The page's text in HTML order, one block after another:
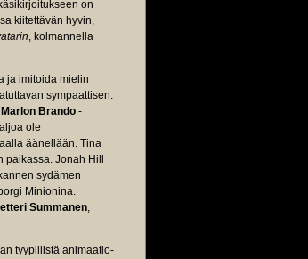
on
kiitettävän hyvin,
, kolmannella
ja imitoida mielin
sympaattisen.
Marlon Brando -
ole
äänellään. Tina
Jonah Hill
sydämen
Minionina.
Summanen,
tyypillistä animaatio-